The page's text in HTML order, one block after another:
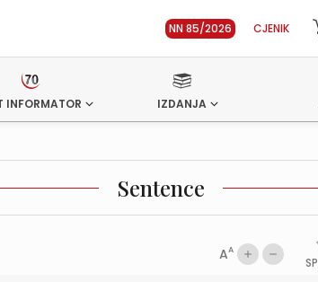
NN 85/2026 CJENIK
INFORMATOR IZDANJA
Sentence
AA